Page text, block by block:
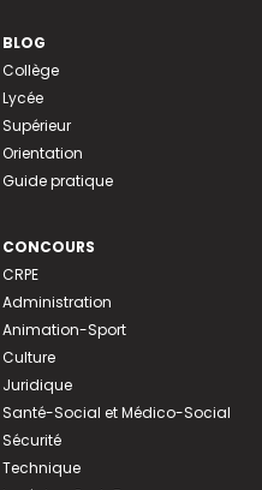
BLOG
Collège
Lycée
Supérieur
Orientation
Guide pratique
CONCOURS
CRPE
Administration
Animation-Sport
Culture
Juridique
Santé-Social et Médico-Social
Sécurité
Technique